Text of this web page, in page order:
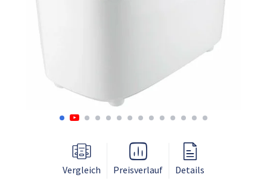
Vergleich Preisverlauf Details